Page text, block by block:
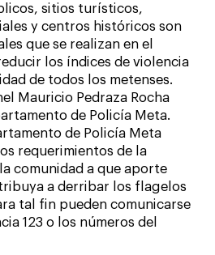
sitios turísticos,
y centros históricos son
que se realizan en el
los índices de violencia
de todos los metenses.
Mauricio Pedraza Rocha
de Policía Meta.
de Policía Meta
requerimientos de la
comunidad a que aporte
a derribar los flagelos
tal fin pueden comunicarse
123 o los números del